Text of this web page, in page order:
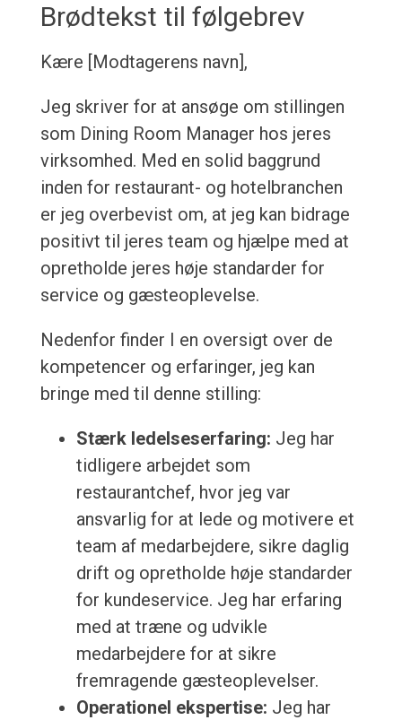
Brødtekst til følgebrev
Kære [Modtagerens navn],
Jeg skriver for at ansøge om stillingen
som Dining Room Manager hos jeres
virksomhed. Med en solid baggrund
inden for restaurant- og hotelbranchen
er jeg overbevist om, at jeg kan bidrage
positivt til jeres team og hjælpe med at
opretholde jeres høje standarder for
service og gæsteoplevelse.
Nedenfor finder I en oversigt over de
kompetencer og erfaringer, jeg kan
bringe med til denne stilling:
Stærk ledelseserfaring: Jeg har
tidligere arbejdet som
restaurantchef, hvor jeg var
ansvarlig for at lede og motivere et
team af medarbejdere, sikre daglig
drift og opretholde høje standarder
for kundeservice. Jeg har erfaring
med at træne og udvikle
medarbejdere for at sikre
fremragende gæsteoplevelser.
Operationel ekspertise: Jeg har